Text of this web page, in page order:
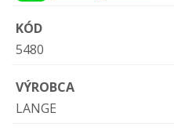
KÓD
5480
VÝROBCA
LANGE